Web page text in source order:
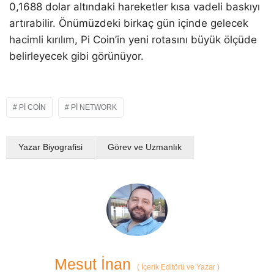
0,1688 dolar altındaki hareketler kısa vadeli baskıyı
artırabilir. Önümüzdeki birkaç gün içinde gelecek
hacimli kırılım, Pi Coin’in yeni rotasını büyük ölçüde
belirleyecek gibi görünüyor.
PI COIN PI NETWORK
Yazar Biyografisi Görev ve Uzmanlık
Mesut İnan ( İçerik Editörü ve Yazar )